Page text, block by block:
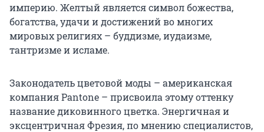
империю. Желтый является символ божества,
богатства, удачи и достижений во многих
мировых религиях – буддизме, иудаизме,
тантризме и исламе.
Законодатель цветовой моды – американская
компания Pantone – присвоила этому оттенку
название диковинного цветка. Энергичная и
эксцентричная Фрезия, по мнению специалистов,